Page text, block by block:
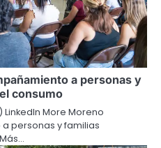
a personas y
consumo
More Moreno
personas y familias